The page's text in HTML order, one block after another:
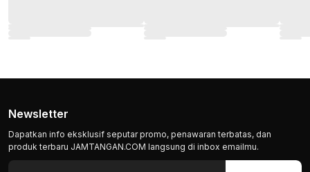
Newsletter
Dapatkan info eksklusif seputar promo, penawaran terbatas, dan
produk terbaru JAMTANGAN.COM langsung di inbox emailmu.